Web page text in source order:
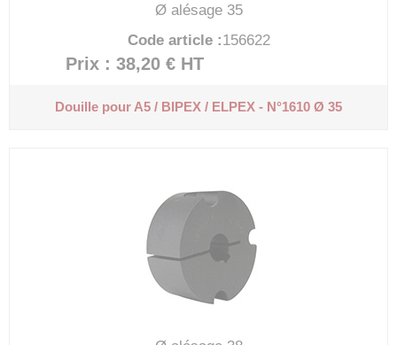
Ø alésage 35
Code article :156622
Prix : 38,20 € HT
Douille pour A5 / BIPEX / ELPEX - N°1610 Ø 35